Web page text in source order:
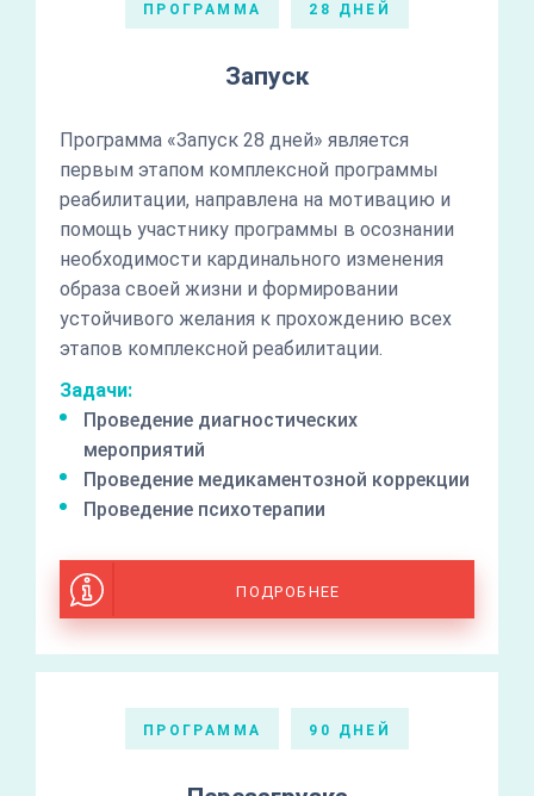
ПРОГРАММА 28 ДНЕЙ
Запуск
Программа «Запуск 28 дней» является
первым этапом комплексной программы
реабилитации, направлена на мотивацию и
помощь участнику программы в осознании
необходимости кардинального изменения
образа своей жизни и формировании
устойчивого желания к прохождению всех
этапов комплексной реабилитации.
Задачи:
Проведение диагностических
мероприятий
Проведение медикаментозной коррекции
Проведение психотерапии
ПОДРОБНЕЕ
ПРОГРАММА 90 ДНЕЙ